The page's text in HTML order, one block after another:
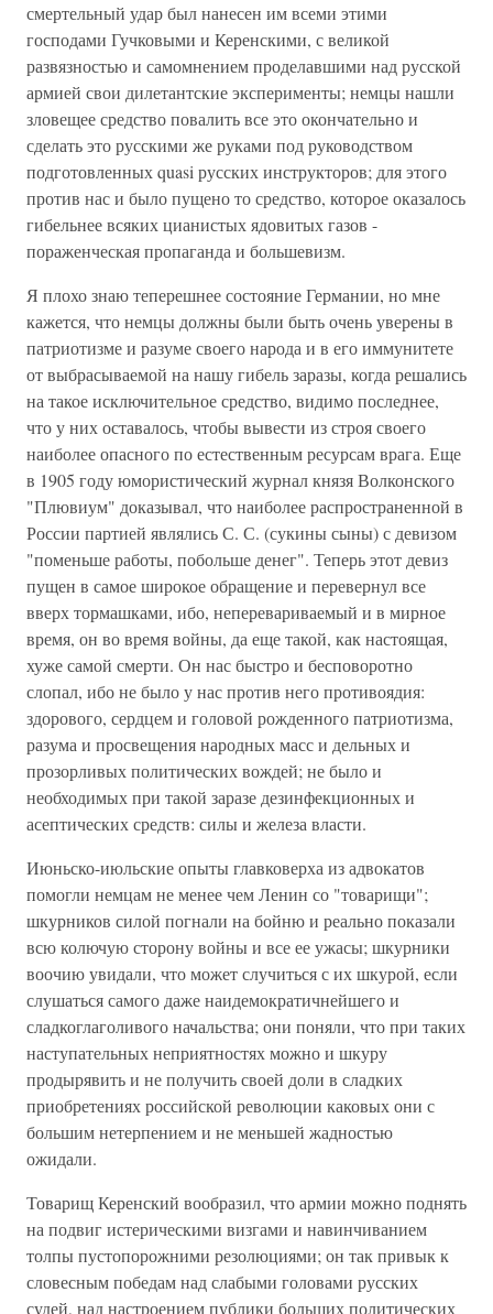
смертельный удар был нанесен им всеми этими
господами Гучковыми и Керенскими, с великой
развязностью и самомнением проделавшими над русской
армией свои дилетантские эксперименты; немцы нашли
зловещее средство повалить все это окончательно и
сделать это русскими же руками под руководством
подготовленных quasi русских инструкторов; для этого
против нас и было пущено то средство, которое оказалось
гибельнее всяких цианистых ядовитых газов -
пораженческая пропаганда и большевизм.
Я плохо знаю теперешнее состояние Германии, но мне
кажется, что немцы должны были быть очень уверены в
патриотизме и разуме своего народа и в его иммунитете
от выбрасываемой на нашу гибель заразы, когда решались
на такое исключительное средство, видимо последнее,
что у них оставалось, чтобы вывести из строя своего
наиболее опасного по естественным ресурсам врага. Еще
в 1905 году юмористический журнал князя Волконского
"Плювиум" доказывал, что наиболее распространенной в
России партией являлись С. С. (сукины сыны) с девизом
"поменьше работы, побольше денег". Теперь этот девиз
пущен в самое широкое обращение и перевернул все
вверх тормашками, ибо, неперевариваемый и в мирное
время, он во время войны, да еще такой, как настоящая,
хуже самой смерти. Он нас быстро и бесповоротно
слопал, ибо не было у нас против него противоядия:
здорового, сердцем и головой рожденного патриотизма,
разума и просвещения народных масс и дельных и
прозорливых политических вождей; не было и
необходимых при такой заразе дезинфекционных и
асептических средств: силы и железа власти.
Июньско-июльские опыты главковерха из адвокатов
помогли немцам не менее чем Ленин со "товарищи";
шкурников силой погнали на бойню и реально показали
всю колючую сторону войны и все ее ужасы; шкурники
воочию увидали, что может случиться с их шкурой, если
слушаться самого даже наидемократичнейшего и
сладкоглаголивого начальства; они поняли, что при таких
наступательных неприятностях можно и шкуру
продырявить и не получить своей доли в сладких
приобретениях российской революции каковых они с
большим нетерпением и не меньшей жадностью
ожидали.
Товарищ Керенский вообразил, что армии можно поднять
на подвиг истерическими визгами и навинчиванием
толпы пустопорожними резолюциями; он так привык к
словесным победам над слабыми головами русских
судей, над настроением публики больших политических